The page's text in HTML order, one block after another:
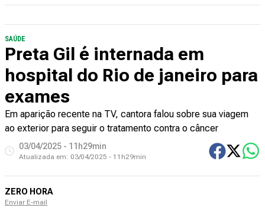
SAÚDE
Preta Gil é internada em
hospital do Rio de janeiro para
exames
Em aparição recente na TV, cantora falou sobre sua viagem
ao exterior para seguir o tratamento contra o câncer
03/04/2025 - 11h29min
Atualizada em: 03/04/2025 - 11h29min
ZERO HORA
Enviar E-mail